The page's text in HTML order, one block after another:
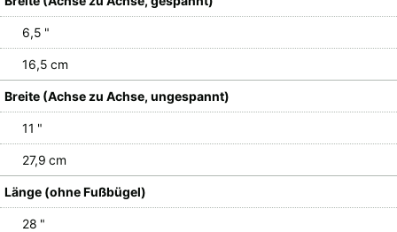
6,5 "
16,5 cm
Breite (Achse zu Achse, ungespannt)
11 "
27,9 cm
Länge (ohne Fußbügel)
28 "